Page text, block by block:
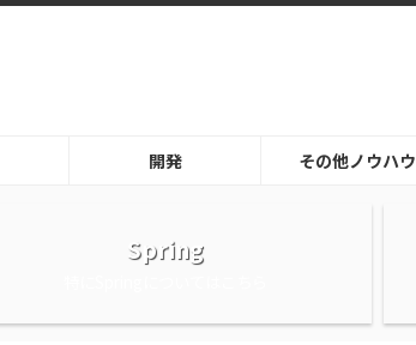
開発 その他ノウハウ
Spring